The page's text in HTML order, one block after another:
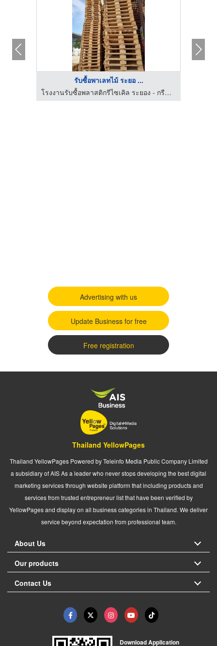
รับซื้อพาเลทไม้ ระยอ ...
โรงงานรับซื้อพลาสติกรีไซเคิล ระยอง - กรีนเวสท์
Advertising with us
Update Business for free
Free registration
Thailand YellowPages
Thailand YellowPages Powered by Teleinfo Media Public Company Limited
a subsidiary of AIS As a leader who never stops developing the best digital
marketing services through website platform that including products and
services from trusted entrepreneur list that have been verified by
YellowPages and display on all business categories in Thailand. We deliver
service beyond expectation from professional team.
About Us
Our products
Contact Us
Download Application